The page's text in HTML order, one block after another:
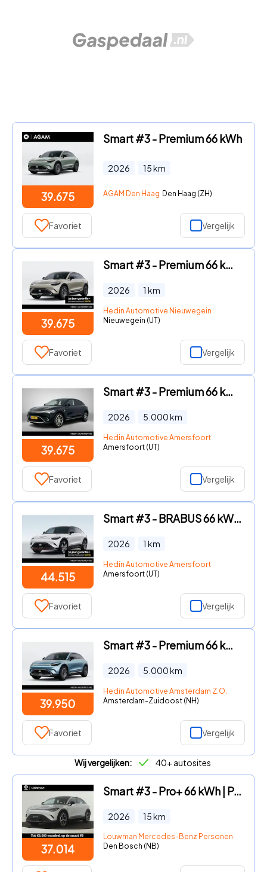
39.675
Smart #3 - Premium 66 kWh
2026 15km
AGAM Den Haag Den Haag (ZH)
Favoriet Vergelijk
39.675
Smart #3 - Premium 66 kWh | *Bijtelling vanaf € 237, - per maand!* | Ad
2026 1 km
Hedin Automotive Nieuwegein
Nieuwegein (UT)
Favoriet Vergelijk
39.675
Smart #3 - Premium 66 kWh | *Bijtelling vanaf € 237, - per maand!* | Ad
2026 5.000km
Hedin Automotive Amersfoort
Amersfoort (UT)
Favoriet Vergelijk
44.515
Smart #3 - BRABUS 66 kWh | *Bijtelling vanaf € 264, - per maand!* | Ada
2026 1 km
Hedin Automotive Amersfoort
Amersfoort (UT)
Favoriet Vergelijk
39.950
Smart #3 - Premium 66 kWh | Adaptieve Cruise Control | Beats Audio | Pa
2026 5.000km
Hedin Automotive Amsterdam Z.O.
Amsterdam-Zuidoost (NH)
Favoriet Vergelijk
Wij vergelijken: 40+ autosites
37.014
Smart #3 - Pro+ 66 kWh | Panoramadak | Apple Carplay | Dodehoek ass | 3
2026 15km
Louwman Mercedes-Benz Personenwagens
Den Bosch (NB)